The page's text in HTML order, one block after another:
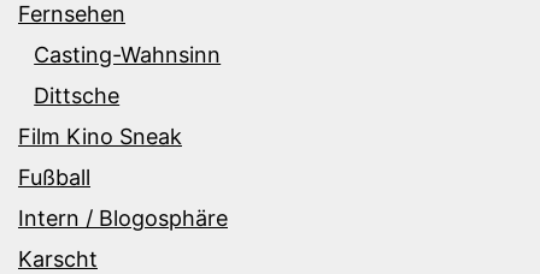
Fernsehen
Casting-Wahnsinn
Dittsche
Film Kino Sneak
Fußball
Intern / Blogosphäre
Karscht